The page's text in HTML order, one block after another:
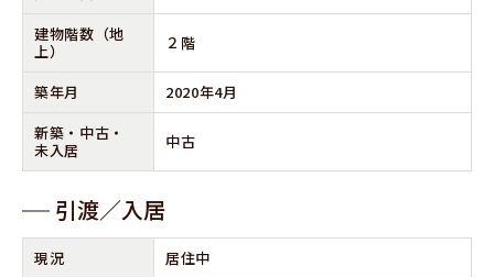
建物階数 （地
上）
２階
築年⽉
2020年4月
新築‧中古‧
未⼊居
中古
引渡∕⼊居
現況
居住中